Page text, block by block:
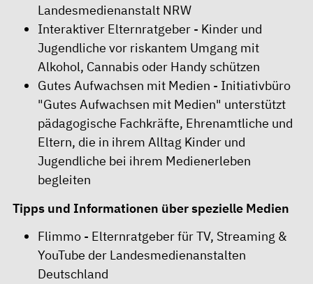
Landesmedienanstalt NRW
Interaktiver Elternratgeber - Kinder und
Jugendliche vor riskantem Umgang mit
Alkohol, Cannabis oder Handy schützen
Gutes Aufwachsen mit Medien - Initiativbüro
"Gutes Aufwachsen mit Medien" unterstützt
pädagogische Fachkräfte, Ehrenamtliche und
Eltern, die in ihrem Alltag Kinder und
Jugendliche bei ihrem Medienerleben
begleiten
Tipps und Informationen über spezielle Medien
Flimmo - Elternratgeber für TV, Streaming &
YouTube der Landesmedienanstalten
Deutschland